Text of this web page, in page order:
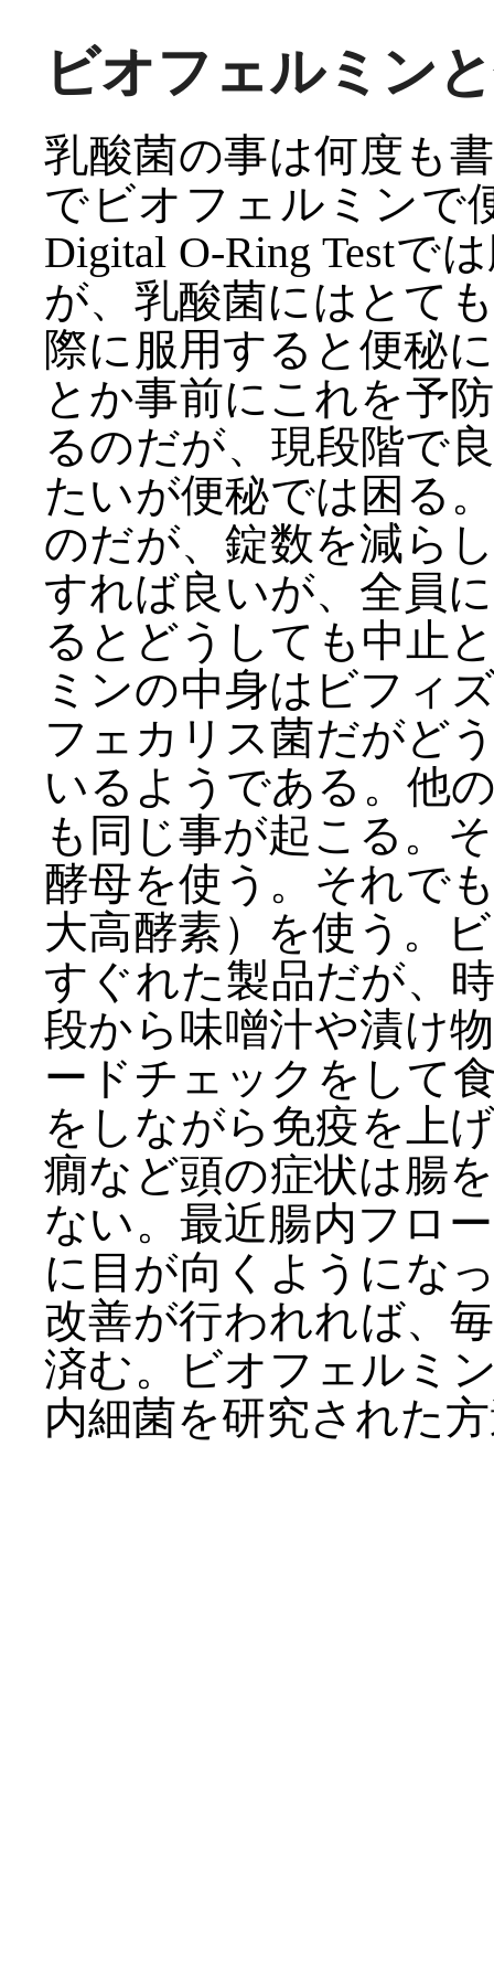
ビオフェルミン
乳酸菌の事は何度も
でビオフェルミンで
Digital O-Ring Testで
が、乳酸菌にはとて
際に服用すると便秘
とか事前にこれを予
るのだが、現段階で
たいが便秘では困る
のだが、錠数を減ら
すれば良いが、全員
るとどうしても中止
ミンの中身はビフィ
フェカリス菌だがど
いるようである。他
も同じ事が起こる。
酵母を使う。それで
大高酵素）を使う。
すぐれた製品だが、
段から味噌汁や漬け
ードチェックをして
をしながら免疫を上
癇など頭の症状は腸
ない。最近腸内フロ
に目が向くようにな
改善が行われれば、
済む。ビオフェルミ
内細菌を研究された